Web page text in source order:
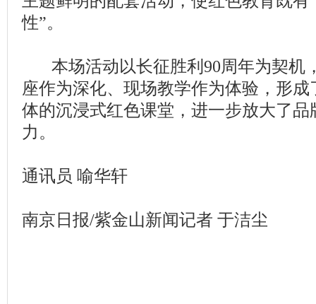
性”。
本场活动以长征胜利90周年为契机
座作为深化、现场教学作为体验，形成
体的沉浸式红色课堂，进一步放大了
力。
通讯员 喻华轩
南京日报/紫金山新闻记者 于洁尘